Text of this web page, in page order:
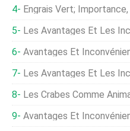
Engrais Vert;
Les Avantages Et Les
Avantages Et Inconvénients De
Les Avantages Et Les
Les Crabes Comme Animaux De
Avantages Et